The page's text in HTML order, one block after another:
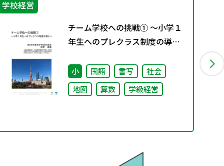
学校経営
チーム学校への挑戦① ～小学１
年生へのプレクラス制度の導入
小 国語 書写
社会
地図
算数 学級経営